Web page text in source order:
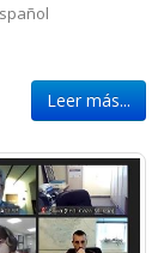
Leer más...